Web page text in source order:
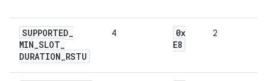
SUPPORTED_
MIN_SLOT_
DURATION_RSTU
4
0x
E8
2